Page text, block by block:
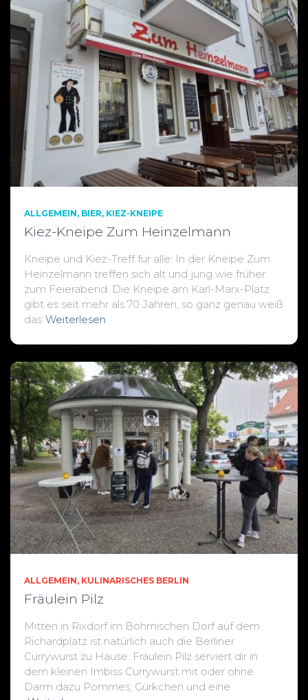
ALLGEMEIN BIER KIEZ-KNEIPE
Kiez-Kneipe Zum Heinzelmann
Kneipe und Kiez-Treff für alle: In der Kneipe Zum
Heinzelmann treffen sich alt und jung wie früher
zum Feierabend. Die Kneipe am Karl-Marx-Platz
gibt es seit mehr als 70 Jahren, so ganz genau weiß
das Weiterlesen
ALLGEMEIN KULINARISCHES BERLIN
Fräulein Pilz
Mitten in Rixdorf im Böhmischen Dorf auf dem
Richardplatz ist natürlich auch die Berliner
Currywurst zu Hause: Fräulein Pilz serviert dir in
dem kleinen Imbiss Currywurst mit oder ohne
Darm dazu Pommes, Gürkchen und eine